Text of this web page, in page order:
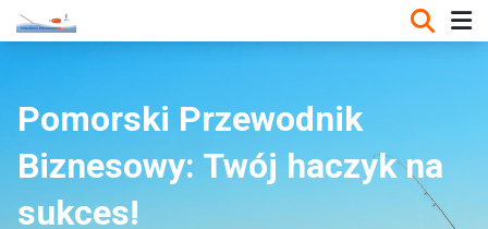
Pomorski Przewodnik
Biznesowy: Twój haczyk na
sukces!